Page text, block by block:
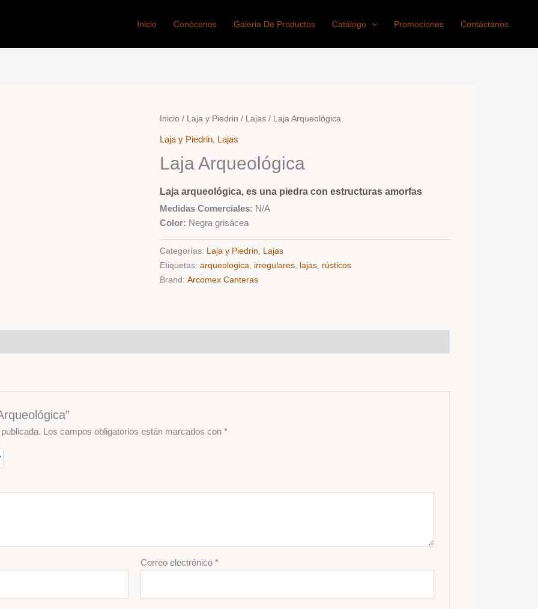
Inicio Conócenos Galeria De Productos Catálogo Promociones Contáctanos
Inicio / Laja y Piedrin / Lajas / Laja Arqueológica
Laja y Piedrin, Lajas
Laja Arqueológica
Laja arqueológica, es una piedra con estructuras amorfas
Medidas Comerciales: N/A
Color: Negra grisácea
Categorías: Laja y Piedrin, Lajas
Etiquetas: arqueologica, irregulares, lajas, rústicos
Brand: Arcomex Canteras
Los campos obligatorios están marcados con*
Correo electrónico *